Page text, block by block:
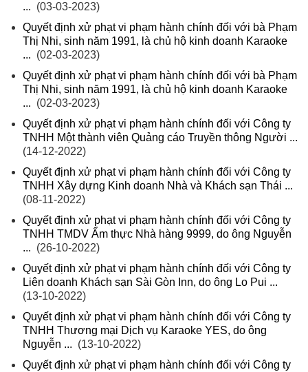
... (03-03-2023)
Quyết định xử phạt vi phạm hành chính đối với bà Phạm
Thị Nhi, sinh năm 1991, là chủ hộ kinh doanh Karaoke
... (02-03-2023)
Quyết định xử phạt vi phạm hành chính đối với bà Phạm
Thị Nhi, sinh năm 1991, là chủ hộ kinh doanh Karaoke
... (02-03-2023)
Quyết định xử phạt vi phạm hành chính đối với Công ty
TNHH Một thành viên Quảng cáo Truyền thông Người ...
(14-12-2022)
Quyết định xử phạt vi phạm hành chính đối với Công ty
TNHH Xây dựng Kinh doanh Nhà và Khách sạn Thái ...
(08-11-2022)
Quyết định xử phạt vi phạm hành chính đối với Công ty
TNHH TMDV Ẩm thực Nhà hàng 9999, do ông Nguyễn
... (26-10-2022)
Quyết định xử phạt vi phạm hành chính đối với Công ty
Liên doanh Khách sạn Sài Gòn Inn, do ông Lo Pui ...
(13-10-2022)
Quyết định xử phạt vi phạm hành chính đối với Công ty
TNHH Thương mại Dịch vụ Karaoke YES, do ông
Nguyễn ... (13-10-2022)
Quyết định xử phạt vi phạm hành chính đối với Công ty